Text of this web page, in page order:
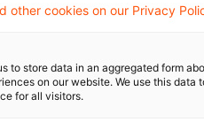
sachenrechtliche
entscheidend auf die
Rz 12 ff.).
other cookies on our Privacy
to store data in an aggregated form
on our website. We use this data
for all visitors.